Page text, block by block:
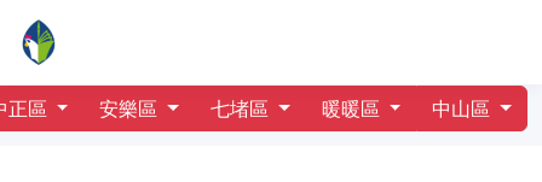
行事曆中正國小
正區 安樂區 七堵區 暖暖區 中山區